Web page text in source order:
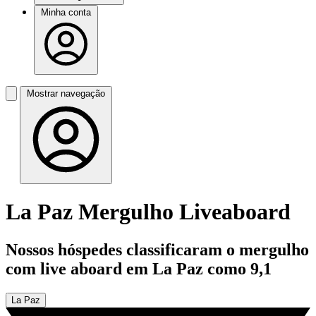
Minha conta
Mostrar navegação
La Paz Mergulho Liveaboard
Nossos hóspedes classificaram o mergulho
com live aboard em La Paz como 9,1
La Paz